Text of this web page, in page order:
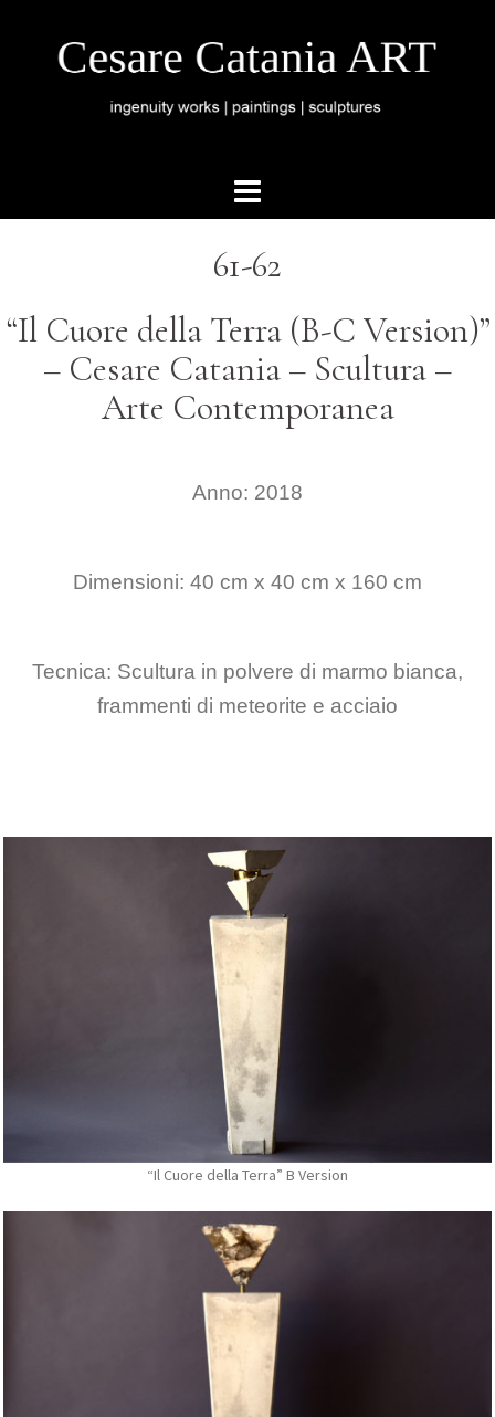
61-62
“Il Cuore della Terra (B-C Version)”
– Cesare Catania – Scultura –
Arte Contemporanea
Anno: 2018
Dimensioni: 40 cm x 40 cm x 160 cm
Tecnica: Scultura in polvere di marmo bianca,
frammenti di meteorite e acciaio
“Il Cuore della Terra” B Version